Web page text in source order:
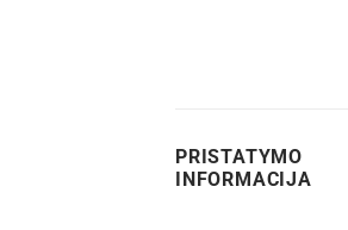
PRISTATYMO
INFORMACIJA